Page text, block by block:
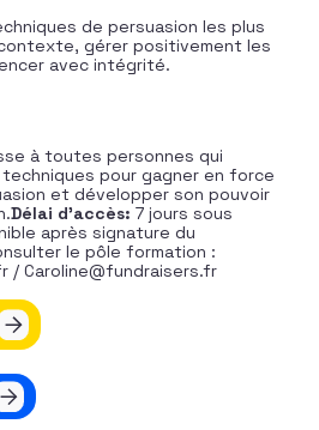
de persuasion les plus
gérer positivement les
avec intégrité.
à toutes personnes qui
pour gagner en force
et développer son pouvoir
Délai d’accès: 7 jours sous
après signature du
le pôle formation :
/ Caroline@fundraisers.fr
influence